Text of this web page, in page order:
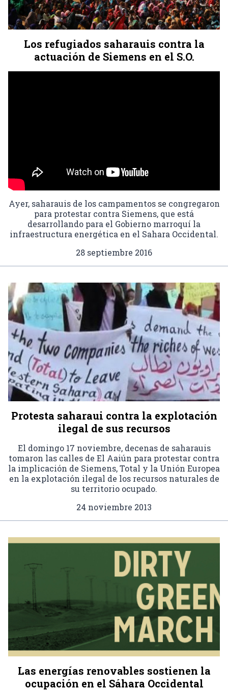
Los refugiados saharauis contra la
actuación de Siemens en el S.O.
Ayer, saharauis de los campamentos se congregaron
para protestar contra Siemens, que está
desarrollando para el Gobierno marroquí la
infraestructura energética en el Sahara Occidental.
28 septiembre 2016
Protesta saharaui contra la explotación
ilegal de sus recursos
El domingo 17 noviembre, decenas de saharauis
tomaron las calles de El Aaiún para protestar contra
la implicación de Siemens, Total y la Unión Europea
en la explotación ilegal de los recursos naturales de
su territorio ocupado.
24 noviembre 2013
Las energías renovables sostienen la
ocupación en el Sáhara Occidental